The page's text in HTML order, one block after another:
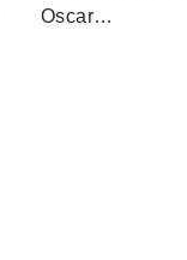
Oscar…